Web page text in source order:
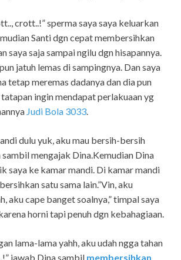
crott..!” sperma saya saya keluarkan
Santi dgn cepat membersihkan
saya saja sampai ngilu dgn hisapannya.
jatuh lemas di sampingnya. Dan saya
tetap meremas dadanya dan dia pun
ingin mendapat perlakuaan yg
Judi Bola 3033
dulu yuk, aku mau bersih-bersih
sambil mengajak Dina.Kemudian Dina
saya ke kamar mandi. Di kamar mandi
satu sama lain.”Vin, aku
aku cape banget soalnya,” timpal saya
horni tapi penuh dgn kebahagiaan.
lama-lama yahh, aku udah ngga tahan
jawab Dina sambil membersihkan